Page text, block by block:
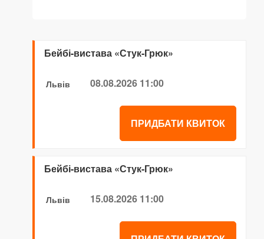
Бейбі-вистава «Стук-Грюк»
Львів 08.08.2026 11:00
ПРИДБАТИ КВИТОК
Бейбі-вистава «Стук-Грюк»
Львів 15.08.2026 11:00